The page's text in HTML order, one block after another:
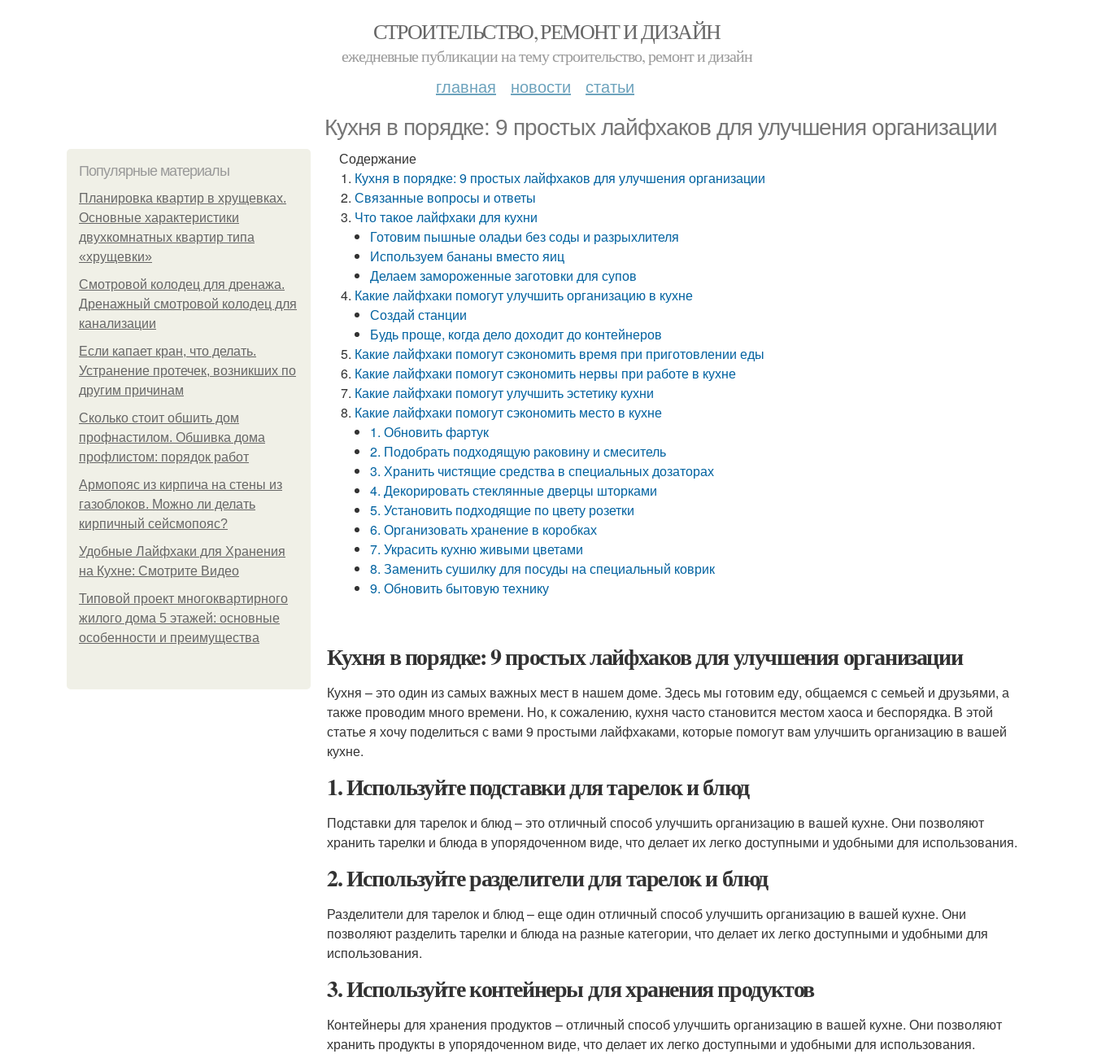
СТРОИТЕЛЬСТВО, РЕМОНТ И ДИЗАЙН
ежедневные публикации на тему строительство, ремонт и дизайн
главная новости статьи
Кухня в порядке: 9 простых лайфхаков для улучшения организации
Популярные материалы
Планировка квартир в хрущевках.
Основные характеристики
двухкомнатных квартир типа
«хрущевки»
Смотровой колодец для дренажа.
Дренажный смотровой колодец для
канализации
Если капает кран, что делать.
Устранение протечек, возникших по
другим причинам
Сколько стоит обшить дом
профнастилом. Обшивка дома
профлистом: порядок работ
Армопояс из кирпича на стены из
газоблоков. Можно ли делать
кирпичный сейсмопояс?
Удобные Лайфхаки для Хранения
на Кухне: Смотрите Видео
Типовой проект многоквартирного
жилого дома 5 этажей: основные
особенности и преимущества
Содержание
Кухня в порядке: 9 простых лайфхаков для улучшения организации
Связанные вопросы и ответы
Что такое лайфхаки для кухни
Готовим пышные оладьи без соды и разрыхлителя
Используем бананы вместо яиц
Делаем замороженные заготовки для супов
Какие лайфхаки помогут улучшить организацию в кухне
Создай станции
Будь проще, когда дело доходит до контейнеров
Какие лайфхаки помогут сэкономить время при приготовлении еды
Какие лайфхаки помогут сэкономить нервы при работе в кухне
Какие лайфхаки помогут улучшить эстетику кухни
Какие лайфхаки помогут сэкономить место в кухне
1. Обновить фартук
2. Подобрать подходящую раковину и смеситель
3. Хранить чистящие средства в специальных дозаторах
4. Декорировать стеклянные дверцы шторками
5. Установить подходящие по цвету розетки
6. Организовать хранение в коробках
7. Украсить кухню живыми цветами
8. Заменить сушилку для посуды на специальный коврик
9. Обновить бытовую технику
Кухня в порядке: 9 простых лайфхаков для улучшения организации
Кухня – это один из самых важных мест в нашем доме. Здесь мы готовим еду, общаемся с семьей и друзьями, а
также проводим много времени. Но, к сожалению, кухня часто становится местом хаоса и беспорядка. В этой
статье я хочу поделиться с вами 9 простыми лайфхаками, которые помогут вам улучшить организацию в вашей
кухне.
1. Используйте подставки для тарелок и блюд
Подставки для тарелок и блюд – это отличный способ улучшить организацию в вашей кухне. Они позволяют
хранить тарелки и блюда в упорядоченном виде, что делает их легко доступными и удобными для использования.
2. Используйте разделители для тарелок и блюд
Разделители для тарелок и блюд – еще один отличный способ улучшить организацию в вашей кухне. Они
позволяют разделить тарелки и блюда на разные категории, что делает их легко доступными и удобными для
использования.
3. Используйте контейнеры для хранения продуктов
Контейнеры для хранения продуктов – отличный способ улучшить организацию в вашей кухне. Они позволяют
хранить продукты в упорядоченном виде, что делает их легко доступными и удобными для использования.